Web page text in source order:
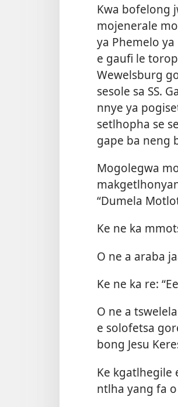
Kwa bofelong
mojenerale
ya Phemelo
e gaufi le
Wewelsburg
sesole sa SS.
nnye ya
setlhopha se
gape ba neng
Mogolegwa
“Dumela
Ke ne ka
O ne a araba
Ke ne ka re:
O ne a
e solofetsa
bong Jesu
Ke kgatlhegile
ntlha yang fa